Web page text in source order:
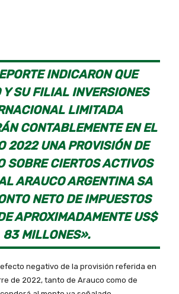
INDICARON QUE
Y SU FILIAL INVERSIONES
LIMITADA
CONTABLEMENTE EN EL
2022 UNA PROVISIÓN DE
SOBRE CIERTOS ACTIVOS
ARAUCO ARGENTINA SA
NETO DE IMPUESTOS
APROXIMADAMENTE US$
83 MILLONES».
negativo de la provisión referida en
de 2022, tanto de Arauco como de